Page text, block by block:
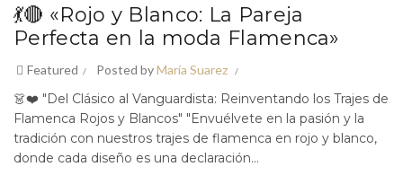
💃🔴 «Rojo y Blanco: La Pareja
Perfecta en la moda Flamenca»
Featured Posted byMaría Suarez
👗❤️ "Del Clásico al Vanguardista: Reinventando los Trajes de
Flamenca Rojos y Blancos" "Envuélvete en la pasión y la
tradición con nuestros trajes de flamenca en rojo y blanco,
donde cada diseño es una declaración...